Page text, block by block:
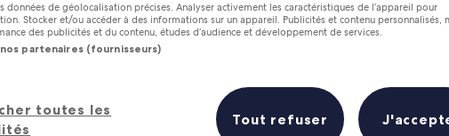
7 août - 9 août
données de géolocalisation précises. Analyser activement les caractéristiques de l’appareil pour
Stocker et/ou accéder à des informations sur un appareil. Publicités et contenu personnalisés,
des publicités et du contenu, études d’audience et développement de services.
partenaires (fournisseurs)
toutes les
Tout refuser